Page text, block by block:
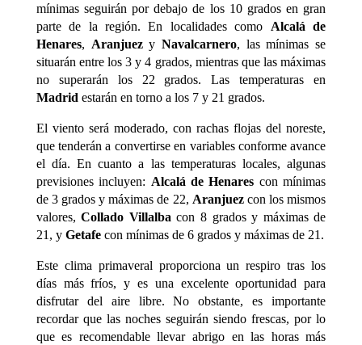
mínimas seguirán por debajo de los 10 grados en gran
parte de la región. En localidades como Alcalá de
Henares, Aranjuezy Navalcarnero, las mínimas se
situarán entre los 3 y 4 grados, mientras que las máximas
no superarán los 22 grados. Las temperaturas en
Madrid estarán en torno a los 7 y 21 grados.
El viento será moderado, con rachas flojas del noreste,
que tenderán a convertirse en variables conforme avance
el día. En cuanto a las temperaturas locales, algunas
previsiones incluyen: Alcalá de Henares con mínimas
de 3 grados y máximas de 22, Aranjuezcon los mismos
valores,Collado Villalba con 8 grados y máximas de
21, y Getafecon mínimas de 6 grados y máximas de 21.
Este clima primaveral proporciona un respiro tras los
días más fríos, y es una excelente oportunidad para
disfrutar del aire libre. No obstante, es importante
recordar que las noches seguirán siendo frescas, por lo
que es recomendable llevar abrigo en las horas más